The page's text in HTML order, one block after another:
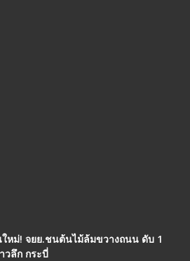
หม่! จยย.ชนต้นไม้ล้มขวางถนน ดับ 1
วลึก กระบี่